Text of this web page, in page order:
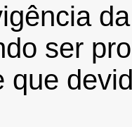
ser
que